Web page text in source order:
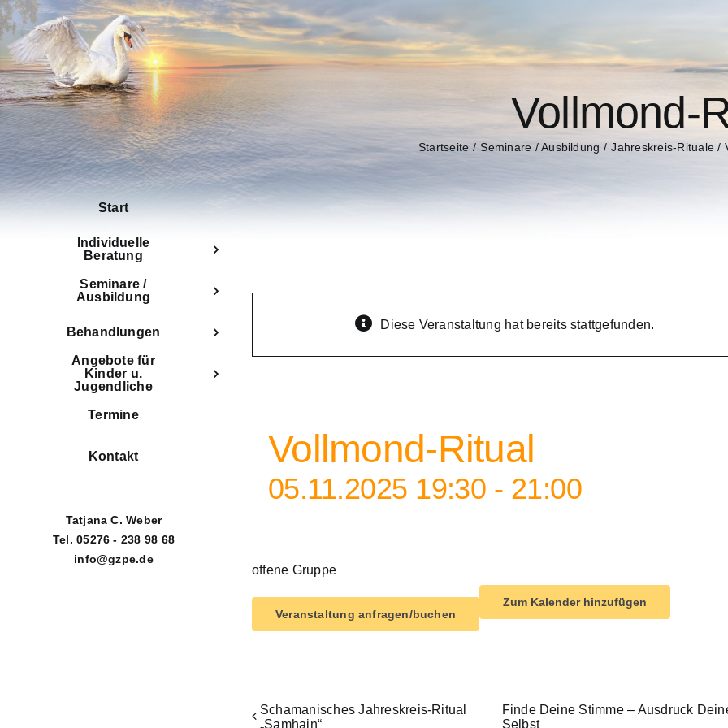
Zum
Inhalt
springen
Start
Individuelle
Beratung
Seminare /
Ausbildung
Behandlungen
Angebote für
Kinder u.
Jugendliche
Termine
Kontakt
Tatjana C. Weber
Tel. 05276 - 238 98 68
info@gzpe.de
Vollmond-
Startseite Seminare / Ausbildung Jahreskreis-Rituale /
Diese Veranstaltung hat bereits stattgefunden.
Vollmond-Ritual
05.11.2025 19:30 - 21:00
offene Gruppe
Veranstaltung anfragen/buchen
Zum Kalender hinzufügen
Schamanisches Jahreskreis-Ritual
„Samhain“
Finde Deine Stimme – Ausdruck
Selbst